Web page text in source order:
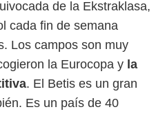
de la Ekstraklasa,
cada fin de semana
Los campos son muy
la Eurocopa y la
. El Betis es un gran
Es un país de 40